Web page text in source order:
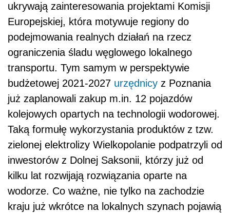
ukrywają zainteresowania projektami Komisji
Europejskiej, która motywuje regiony do
podejmowania realnych działań na rzecz
ograniczenia śladu węglowego lokalnego
transportu. Tym samym w perspektywie
budżetowej 2021-2027 urzędnicy z Poznania
już zaplanowali zakup m.in. 12 pojazdów
kolejowych opartych na technologii wodorowej.
Taką formułę wykorzystania produktów z tzw.
zielonej elektrolizy Wielkopolanie podpatrzyli od
inwestorów z Dolnej Saksonii, którzy już od
kilku lat rozwijają rozwiązania oparte na
wodorze. Co ważne, nie tylko na zachodzie
kraju już wkrótce na lokalnych szynach pojawią